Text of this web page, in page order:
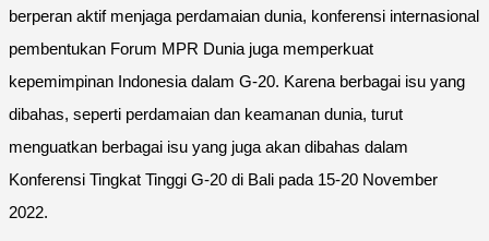
berperan aktif menjaga perdamaian dunia, konferensi internasional
pembentukan Forum MPR Dunia juga memperkuat
kepemimpinan Indonesia dalam G-20. Karena berbagai isu yang
dibahas, seperti perdamaian dan keamanan dunia, turut
menguatkan berbagai isu yang juga akan dibahas dalam
Konferensi Tingkat Tinggi G-20 di Bali pada 15-20 November
2022.